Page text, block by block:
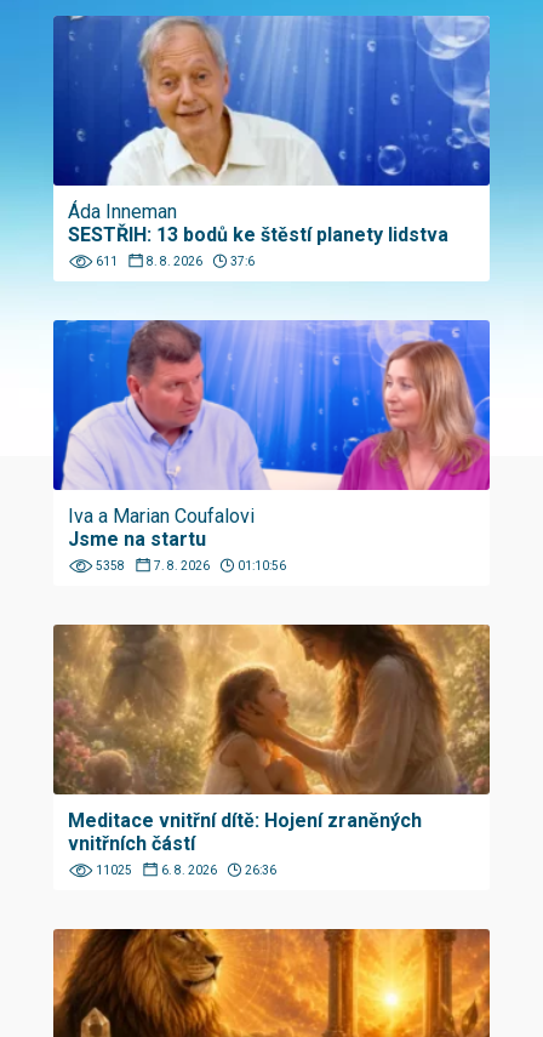
Áda Inneman
SESTŘIH: 13 bodů ke štěstí planety lidstva
611 8. 8. 2026 37:6
Iva a Marian Coufalovi
Jsme na startu
5358 7. 8. 2026 01:10:56
Meditace vnitřní dítě: Hojení zraněných
vnitřních částí
11025 6. 8. 2026 26:36